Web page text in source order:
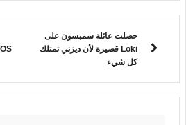
حصلت عائلة سمبسون على
Loki قصيرة لأن ديزني تمتلك
كل شيء